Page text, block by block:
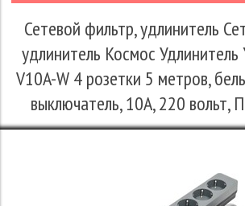
Сетевой фильтр, удлинитель
удлинитель Космос Удлинитель
V10A-W 4 розетки 5 метров,
выключатель, 10А, 220 вольт,